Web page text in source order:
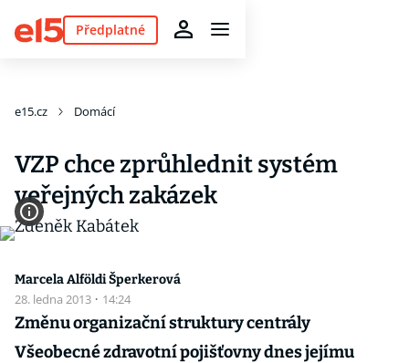
Předplatné
e15.cz Domácí
VZP chce zprůhlednit systém
veřejných zakázek
Marcela Alföldi Šperkerová
28. ledna 2013 · 14:24
Změnu organizační struktury centrály
Všeobecné zdravotní pojišťovny dnes jejímu